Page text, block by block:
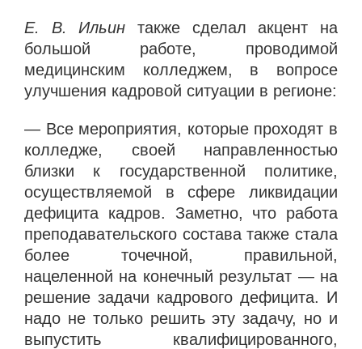
Е. В. Ильин также сделал акцент на
большой работе, проводимой
медицинским колледжем, в вопросе
улучшения кадровой ситуации в регионе:
— Все мероприятия, которые проходят в
колледже, своей направленностью
близки к государственной политике,
осуществляемой в сфере ликвидации
дефицита кадров. Заметно, что работа
преподавательского состава также стала
более точечной, правильной,
нацеленной на конечный результат — на
решение задачи кадрового дефицита. И
надо не только решить эту задачу, но и
выпустить квалифицированного,